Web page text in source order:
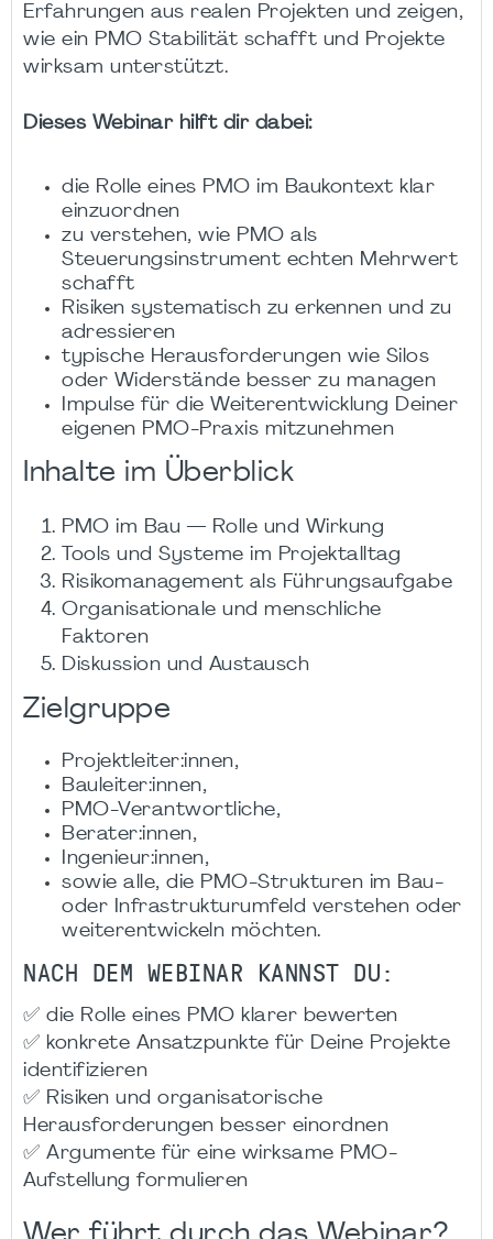
Erfahrungen aus realen Projekten und zeigen,
wie ein PMO Stabilität schafft und Projekte
wirksam unterstützt.
Dieses Webinar hilft dir dabei:
die Rolle eines PMO im Baukontext klar
einzuordnen
zu verstehen, wie PMO als
Steuerungsinstrument echten Mehrwert
schafft
Risiken systematisch zu erkennen und zu
adressieren
typische Herausforderungen wie Silos
oder Widerstände besser zu managen
Impulse für die Weiterentwicklung Deiner
eigenen PMO-Praxis mitzunehmen
Inhalte im Überblick
PMO im Bau — Rolle und Wirkung
Tools und Systeme im Projektalltag
Risikomanagement als Führungsaufgabe
Organisationale und menschliche
Faktoren
Diskussion und Austausch
Zielgruppe
Projektleiter:innen,
Bauleiter:innen,
PMO-Verantwortliche,
Berater:innen,
Ingenieur:innen,
sowie alle, die PMO-Strukturen im Bau-
oder Infrastrukturumfeld verstehen oder
weiterentwickeln möchten.
NACH DEM WEBINAR KANNST DU:
✅ die Rolle eines PMO klarer bewerten
✅ konkrete Ansatzpunkte für Deine Projekte
identifizieren
✅ Risiken und organisatorische
Herausforderungen besser einordnen
✅ Argumente für eine wirksame PMO-
Aufstellung formulieren